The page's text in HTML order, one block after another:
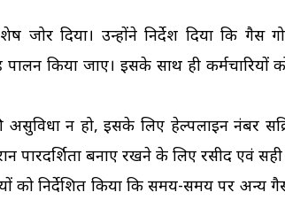
जोर दिया। उन्होंने निर्देश दिया कि गैस
किया जाए। इसके साथ ही
असुविधा न हो, इसके लिए हेल्पलाइन नंबर
पारदर्शिता बनाए रखने के लिए रसीद एवं
को निर्देशित किया कि समय-समय पर अन्य